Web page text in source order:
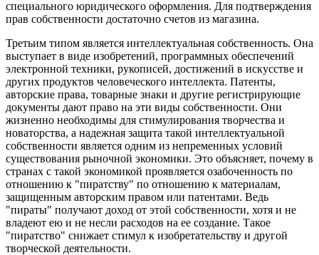
специального юридического оформления. Для подтверждения
прав собственности достаточно счетов из магазина.
Третьим типом является интеллектуальная собственность. Она
выступает в виде изобретений, программных обеспечений
электронной техники, рукописей, достижений в искусстве и
других продуктов человеческого интеллекта. Патенты,
авторские права, товарные знаки и другие регистрирующие
документы дают право на эти виды собственности. Они
жизненно необходимы для стимулирования творчества и
новаторства, а надежная защита такой интеллектуальной
собственности является одним из непременных условий
существования рыночной экономики. Это объясняет, почему в
странах с такой экономикой проявляется озабоченность по
отношению к "пиратству" по отношению к материалам,
защищенным авторским правом или патентами. Ведь
"пираты" получают доход от этой собственности, хотя и не
владеют ею и не несли расходов на ее создание. Такое
"пиратство" снижает стимул к изобретательству и другой
творческой деятельности.